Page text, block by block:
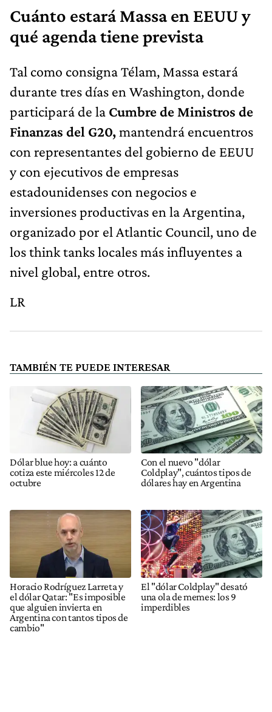
Cuánto estará Massa en EEUU y
qué agenda tiene prevista
Tal como consigna Télam, Massa estará
durante tres días en Washington, donde
participará de la Cumbre de Ministros de
Finanzas del G20,mantendrá encuentros
con representantes del gobierno de EEUU
y con ejecutivos de empresas
estadounidenses con negocios e
inversiones productivas en la Argentina,
organizado por el Atlantic Council, uno de
los think tanks locales más influyentes a
nivel global, entre otros.
LR
TAMBIÉN TE PUEDE INTERESAR
Dólar blue hoy: a cuánto
cotiza este miércoles 12 de
octubre
Con el nuevo "dólar
Coldplay", cuántos tipos de
dólares hay en Argentina
Horacio Rodríguez Larreta y
el dólar Qatar: "Es imposible
que alguien invierta en
Argentina con tantos tipos de
cambio"
El "dólar Coldplay" desató
una ola de memes: los 9
imperdibles